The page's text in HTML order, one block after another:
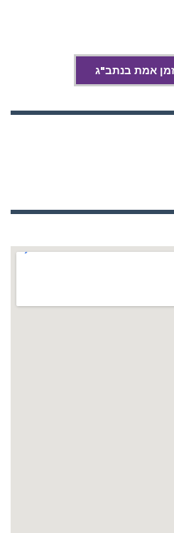
אמת בנתב"ג